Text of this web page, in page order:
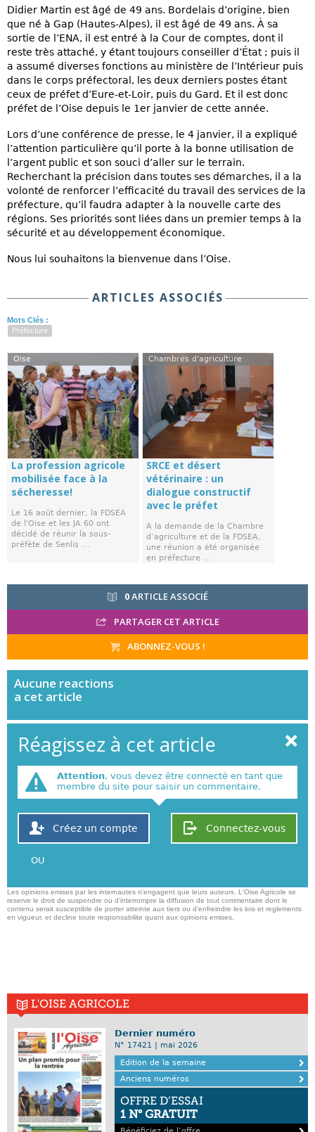
Didier Martin est âgé de 49 ans. Bordelais d’origine, bien
que né à Gap (Hautes-Alpes), il est âgé de 49 ans. À sa
sortie de l’ENA, il est entré à la Cour de comptes, dont il
reste très attaché, y étant toujours conseiller d’État ; puis il
a assumé diverses fonctions au ministère de l’Intérieur puis
dans le corps préfectoral, les deux derniers postes étant
ceux de préfet d’Eure-et-Loir, puis du Gard. Et il est donc
préfet de l’Oise depuis le 1er janvier de cette année.
Lors d’une conférence de presse, le 4 janvier, il a expliqué
l’attention particulière qu’il porte à la bonne utilisation de
l’argent public et son souci d’aller sur le terrain.
Recherchant la précision dans toutes ses démarches, il a la
volonté de renforcer l’efficacité du travail des services de la
préfecture, qu’il faudra adapter à la nouvelle carte des
régions. Ses priorités sont liées dans un premier temps à la
sécurité et au développement économique.
Nous lui souhaitons la bienvenue dans l’Oise.
ARTICLES ASSOCIÉS
Mots Clés :
Préfecture
Oise
La profession agricole
mobilisée face à la
sécheresse!
Le 16 août dernier, la FDSEA
de l'Oise et les JA 60 ont
décidé de réunir la sous-
préfète de Senlis ...
Chambres d'agriculture
SRCE et désert
vétérinaire : un
dialogue constructif
avec le préfet
A la demande de la Chambre
d’agriculture et de la FDSEA,
une réunion a été organisée
en préfecture ...
0ARTICLE ASSOCIÉ
PARTAGER CET ARTICLE
ABONNEZ-VOUS !
Aucune reactions
a cet article
Réagissez à cet article
Attention, vous devez être connecté en tant que
membre du site pour saisir un commentaire.
Connectez-vous
Créez un compte
OU
Les opinions emises par les internautes n'engagent que leurs auteurs. L'Oise Agricole se
reserve le droit de suspendre ou d'interrompre la diffusion de tout commentaire dont le
contenu serait susceptible de porter atteinte aux tiers ou d'enfreindre les lois et reglements
en vigueur, et decline toute responsabilite quant aux opinions emises,
L'OISE AGRICOLE
Dernier numéro
N° 17421 | mai 2026
Edition de la semaine
Anciens numéros
OFFRE D’ESSAI
1 N° GRATUIT